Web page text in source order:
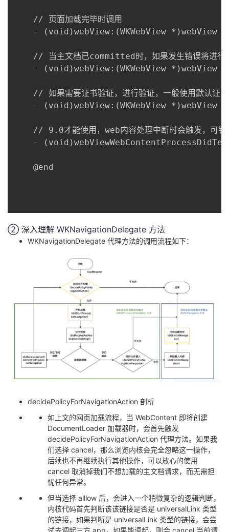
② 深入理解 WKNavigationDelegate 方法
WKNavigationDelegate 代理方法的调用流程如下：
decidePolicyForNavigationAction 剖析
如上文的网页加载流程，当 WebContent 即将创建
DocumentLoader 加载器时，会首先触发
decidePolicyForNavigationAction 代理方法。如果我
们选择 cancel，那么浏览内核会完全忽略这一操作，
后续也不再继续执行其他操作，可以放心的使用
cancel 取消掉我们不想加载的主文档请求，而无需担
忧任何异常。
但当选择 alllow 后，会进入一个稍微复杂的逻辑判断，
内核代码首先判断该该链接是否是 universalLink 类型
的链接，如果判断是 universalLink 类型的链接，会尝